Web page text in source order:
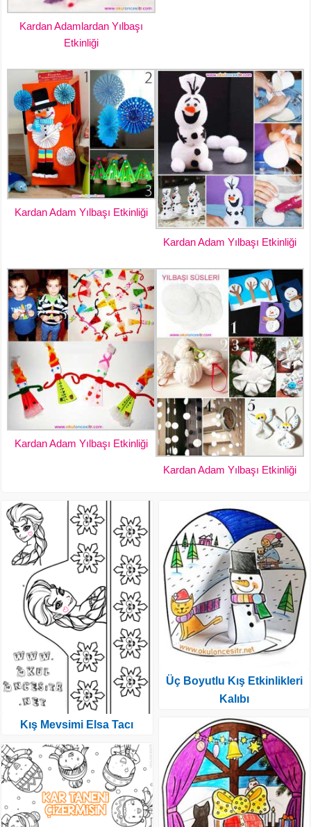
Kardan Adamlardan Yılbaşı
Etkinliği
Kardan Adam Yılbaşı Etkinliği
Kardan Adam Yılbaşı Etkinliği
Kardan Adam Yılbaşı Etkinliği
Kardan Adam Yılbaşı Etkinliği
Kış Mevsimi Elsa Tacı
Üç Boyutlu Kış Etkinlikleri
Kalıbı